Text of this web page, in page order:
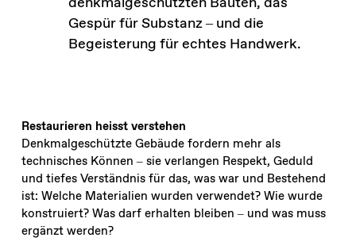
Gespür für Substanz – und die
Begeisterung für echtes Handwerk.
Restaurieren heisst verstehen
Denkmalgeschützte Gebäude fordern mehr als
technisches Können – sie verlangen Respekt, Geduld
und tiefes Verständnis für das, was war und Bestehend
ist: Welche Materialien wurden verwendet? Wie wurde
konstruiert? Was darf erhalten bleiben – und was muss
ergänzt werden?